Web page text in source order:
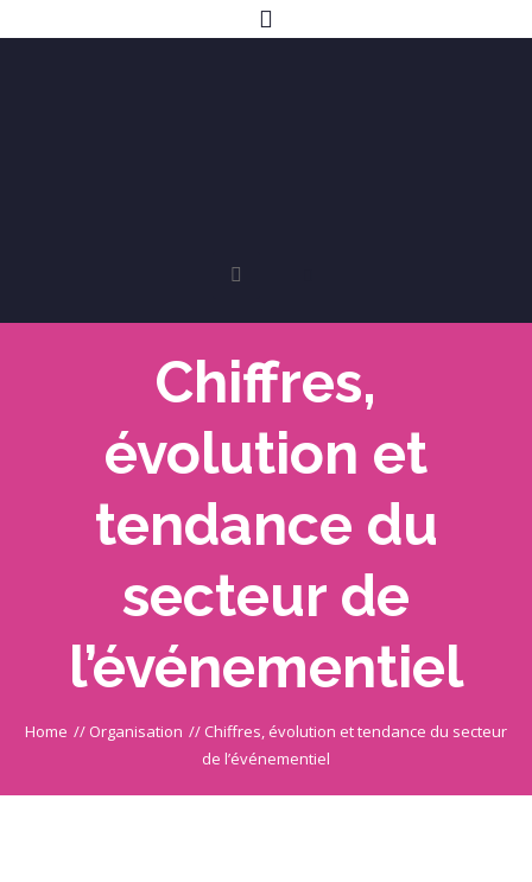
Chiffres,
évolution et
tendance du
secteur de
l’événementiel
Home // Organisation // Chiffres, évolution et tendance du secteur
de l’événementiel